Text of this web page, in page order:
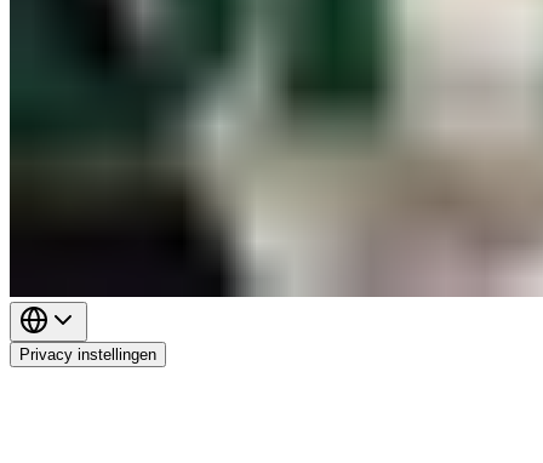
Privacy instellingen